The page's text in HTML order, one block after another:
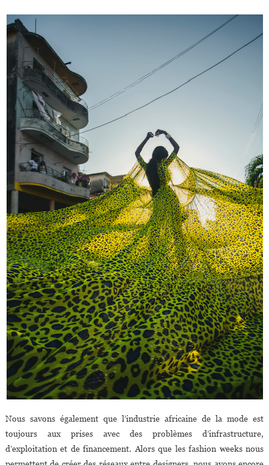
Nous savons également que l’industrie africaine de la mode est
toujours aux prises avec des problèmes d’infrastructure,
d’exploitation et de financement. Alors que les fashion weeks nous